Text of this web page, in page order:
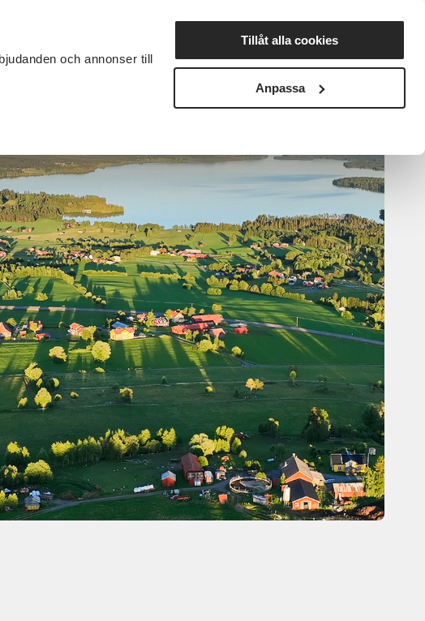
och annonser till
Tillåt alla cookies
Anpassa
Nyheter Avdelningar